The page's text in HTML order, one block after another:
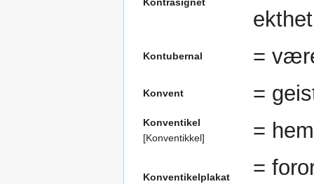
Kontrasignet
Kontubernal =
Konvent =
Konventikel
[Konventikkel]
=
Konventikelplakat
=